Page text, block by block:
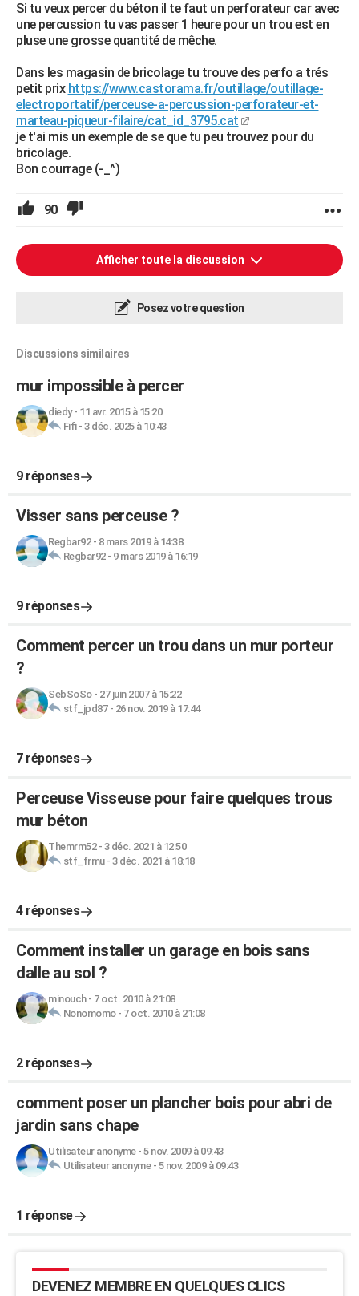
Si tu veux percer du béton il te faut un perforateur car avec
une percussion tu vas passer 1 heure pour un trou est en
pluse une grosse quantité de mêche.
Dans les magasin de bricolage tu trouve des perfo a trés
petit prix https://www.castorama.fr/outillage/outillage-
electroportatif/perceuse-a-percussion-perforateur-et-
marteau-piqueur-filaire/cat_id_3795.cat
je t'ai mis un exemple de se que tu peu trouvez pour du
bricolage.
Bon courrage (-_^)
90
Afficher toute la discussion
Posez votre question
Discussions similaires
mur impossible à percer
diedy- 11 avr. 2015 à 15:20
Fifi- 3 déc. 2025 à 10:43
9 réponses
Visser sans perceuse ?
Regbar92- 8 mars 2019 à 14:38
Regbar92- 9 mars 2019 à 16:19
9 réponses
Comment percer un trou dans un mur porteur
?
SebSoSo- 27 juin 2007 à 15:22
stf_jpd87- 26 nov. 2019 à 17:44
7 réponses
Perceuse Visseuse pour faire quelques trous
mur béton
Themrm52- 3 déc. 2021 à 12:50
stf_frmu- 3 déc. 2021 à 18:18
4 réponses
Comment installer un garage en bois sans
dalle au sol ?
minouch- 7 oct. 2010 à 21:08
Nonomomo- 7 oct. 2010 à 21:08
2 réponses
comment poser un plancher bois pour abri de
jardin sans chape
Utilisateur anonyme- 5 nov. 2009 à 09:43
Utilisateur anonyme- 5 nov. 2009 à 09:43
1 réponse
DEVENEZ MEMBRE EN QUELQUES CLICS